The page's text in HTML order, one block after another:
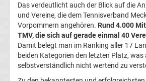
Liga
Ergebnisse
3.
Das verdeutlicht auch der Blick auf die
und Vereine, die dem Tennisverband
Vorpommern angehören. Rund 4.000
TMV, die sich auf gerade einmal 40
Damit belegt man im Ranking aller 17
beiden Kategorien den letzten Platz, was
selbstverständlich nicht wertend zu